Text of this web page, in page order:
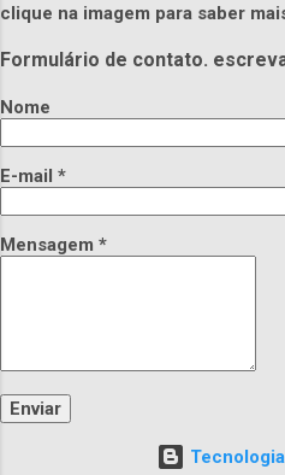
clique na imagem para saber
Formulário de contato.
Nome
E-mail *
Mensagem *